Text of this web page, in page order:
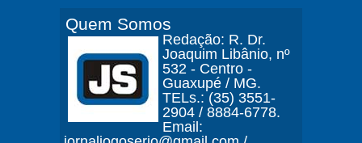
Quem Somos
Redação: R. Dr.
Joaquim Libânio, nº
532 - Centro -
Guaxupé / MG.
TELs.: (35) 3551-
2904 / 8884-6778.
Email: